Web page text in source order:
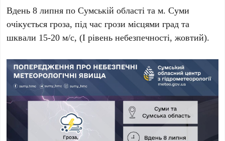
Вдень 8 липня по Сумській області та м. Суми
очікується гроза, під час грози місцями град та
шквали 15-20 м/с, (І рівень небезпечності, жовтий).